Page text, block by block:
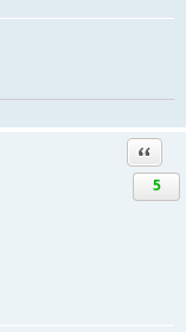
5